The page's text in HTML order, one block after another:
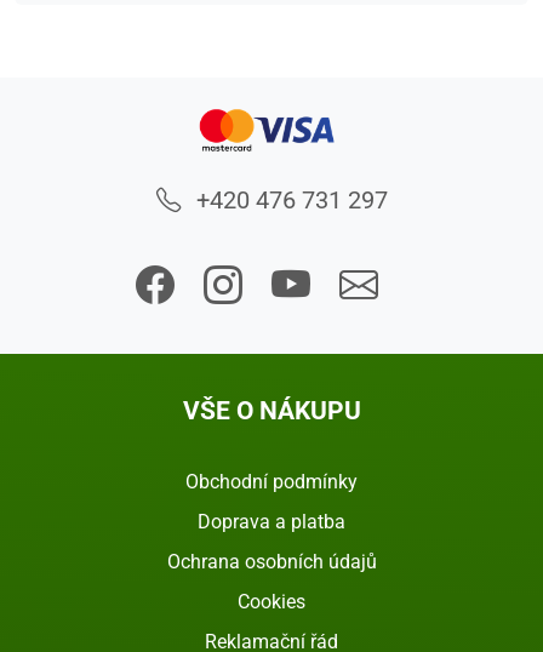
+420 476 731 297
VŠE O NÁKUPU
Obchodní podmínky
Doprava a platba
Ochrana osobních údajů
Cookies
Reklamační řád